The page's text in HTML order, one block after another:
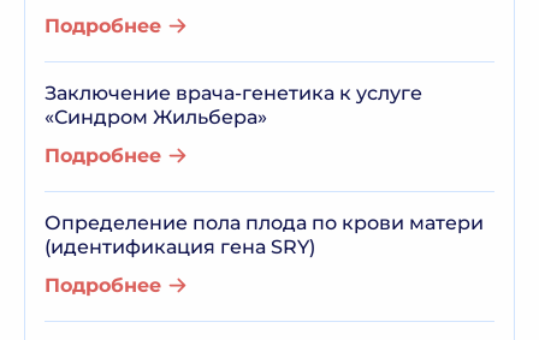
Подробнее
Заключение врача-генетика к услуге
«Синдром Жильбера»
Подробнее
Определение пола плода по крови матери
(идентификация гена SRY)
Подробнее